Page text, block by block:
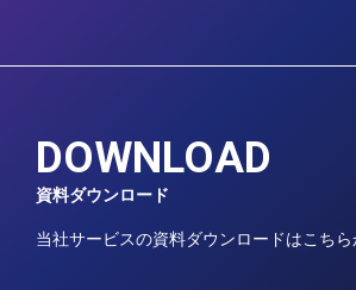
DOWNLOAD
資料ダウンロード
当社サービスの資料ダウンロードはこちら